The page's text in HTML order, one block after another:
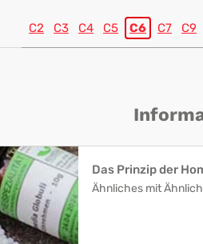
C2 C3 C4 C5 C6 C7 C9
Das Prinzip der
Ähnliches mit